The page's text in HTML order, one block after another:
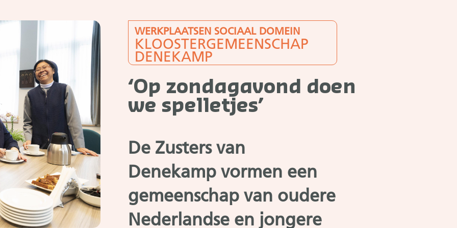
WERKPLAATSEN SOCIAAL DOMEIN
KLOOSTERGEMEENSCHAP
DENEKAMP
‘Op zondagavond doen
we spelletjes’
De Zusters van
Denekamp vormen een
gemeenschap van oudere
Nederlandse en jongere